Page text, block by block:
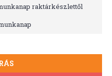
raktárkészlettől